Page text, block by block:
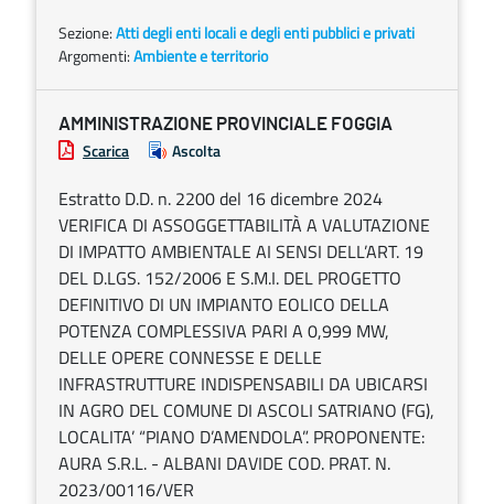
Sezione:Atti degli enti locali e degli enti pubblici e privati
Argomenti:Ambiente e territorio
AMMINISTRAZIONE PROVINCIALE FOGGIA
Scarica Ascolta
Estratto D.D. n. 2200 del 16 dicembre 2024
VERIFICA DI ASSOGGETTABILITÀ A VALUTAZIONE
DI IMPATTO AMBIENTALE AI SENSI DELL’ART. 19
DEL D.LGS. 152/2006 E S.M.I. DEL PROGETTO
DEFINITIVO DI UN IMPIANTO EOLICO DELLA
POTENZA COMPLESSIVA PARI A 0,999 MW,
DELLE OPERE CONNESSE E DELLE
INFRASTRUTTURE INDISPENSABILI DA UBICARSI
IN AGRO DEL COMUNE DI ASCOLI SATRIANO (FG),
LOCALITA’ “PIANO D’AMENDOLA”. PROPONENTE:
AURA S.R.L. - ALBANI DAVIDE COD. PRAT. N.
2023/00116/VER